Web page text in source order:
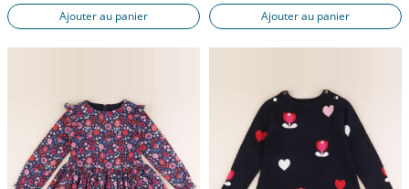
Ajouter au panier Ajouter au panier